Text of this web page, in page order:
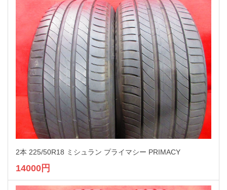
2本 225/50R18 ミシュラン プライマシー PRIMACY
14000円